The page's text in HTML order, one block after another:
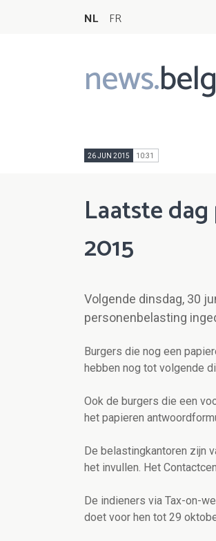
NL FR
news.
Main
navigation
26 JUN 2015 10:31
Laatste
2015
Volgende dinsdag, 30
personenbelasting
Burgers die nog een
hebben nog tot volgende
Ook de burgers die een
het papieren
De belastingkantoren zijn
het invullen. Het
De indieners via Tax-on-
doet voor hen tot 29